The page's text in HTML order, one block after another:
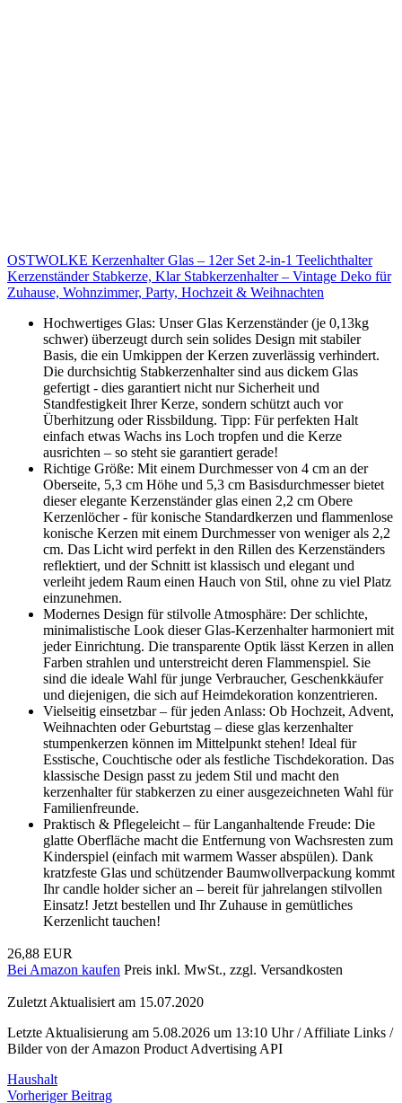
OSTWOLKE Kerzenhalter Glas – 12er Set 2-in-1 Teelichthalter
Kerzenständer Stabkerze, Klar Stabkerzenhalter – Vintage Deko für
Zuhause, Wohnzimmer, Party, Hochzeit & Weihnachten
Hochwertiges Glas: Unser Glas Kerzenständer (je 0,13kg
schwer) überzeugt durch sein solides Design mit stabiler
Basis, die ein Umkippen der Kerzen zuverlässig verhindert.
Die durchsichtig Stabkerzenhalter sind aus dickem Glas
gefertigt - dies garantiert nicht nur Sicherheit und
Standfestigkeit Ihrer Kerze, sondern schützt auch vor
Überhitzung oder Rissbildung. Tipp: Für perfekten Halt
einfach etwas Wachs ins Loch tropfen und die Kerze
ausrichten – so steht sie garantiert gerade!
Richtige Größe: Mit einem Durchmesser von 4 cm an der
Oberseite, 5,3 cm Höhe und 5,3 cm Basisdurchmesser bietet
dieser elegante Kerzenständer glas einen 2,2 cm Obere
Kerzenlöcher - für konische Standardkerzen und flammenlose
konische Kerzen mit einem Durchmesser von weniger als 2,2
cm. Das Licht wird perfekt in den Rillen des Kerzenständers
reflektiert, und der Schnitt ist klassisch und elegant und
verleiht jedem Raum einen Hauch von Stil, ohne zu viel Platz
einzunehmen.
Modernes Design für stilvolle Atmosphäre: Der schlichte,
minimalistische Look dieser Glas-Kerzenhalter harmoniert mit
jeder Einrichtung. Die transparente Optik lässt Kerzen in allen
Farben strahlen und unterstreicht deren Flammenspiel. Sie
sind die ideale Wahl für junge Verbraucher, Geschenkkäufer
und diejenigen, die sich auf Heimdekoration konzentrieren.
Vielseitig einsetzbar – für jeden Anlass: Ob Hochzeit, Advent,
Weihnachten oder Geburtstag – diese glas kerzenhalter
stumpenkerzen können im Mittelpunkt stehen! Ideal für
Esstische, Couchtische oder als festliche Tischdekoration. Das
klassische Design passt zu jedem Stil und macht den
kerzenhalter für stabkerzen zu einer ausgezeichneten Wahl für
Familienfreunde.
Praktisch & Pflegeleicht – für Langanhaltende Freude: Die
glatte Oberfläche macht die Entfernung von Wachsresten zum
Kinderspiel (einfach mit warmem Wasser abspülen). Dank
kratzfeste Glas und schützender Baumwollverpackung kommt
Ihr candle holder sicher an – bereit für jahrelangen stilvollen
Einsatz! Jetzt bestellen und Ihr Zuhause in gemütliches
Kerzenlicht tauchen!
26,88 EUR
Bei Amazon kaufen Preis inkl. MwSt., zzgl. Versandkosten
Zuletzt Aktualisiert am 15.07.2020
Letzte Aktualisierung am 5.08.2026 um 13:10 Uhr / Affiliate Links /
Bilder von der Amazon Product Advertising API
Haushalt
Vorheriger Beitrag